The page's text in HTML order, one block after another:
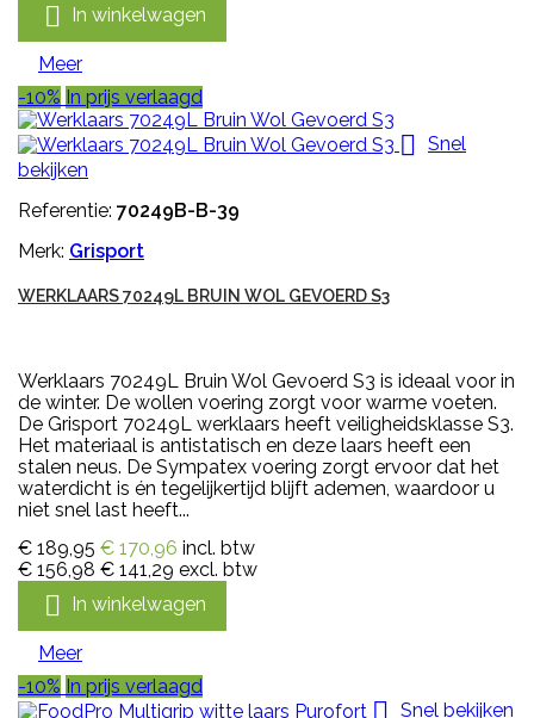
 In winkelwagen
Meer
-10% In prijs verlaagd
 Snel
bekijken
Referentie: 70249B-B-39
Merk: Grisport
WERKLAARS 70249L BRUIN WOL GEVOERD S3
Werklaars 70249L Bruin Wol Gevoerd S3 is ideaal voor in
de winter. De wollen voering zorgt voor warme voeten.
De Grisport 70249L werklaars heeft veiligheidsklasse S3.
Het materiaal is antistatisch en deze laars heeft een
stalen neus. De Sympatex voering zorgt ervoor dat het
waterdicht is én tegelijkertijd blijft ademen, waardoor u
niet snel last heeft...
€ 189,95 € 170,96 incl. btw
€ 156,98 € 141,29 excl. btw
 In winkelwagen
Meer
-10% In prijs verlaagd
Snel bekijken